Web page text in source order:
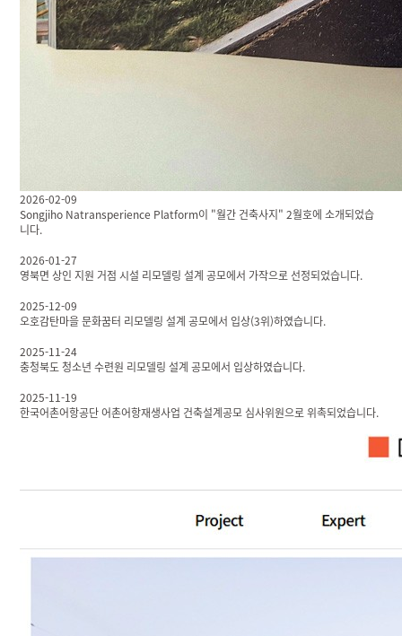
2026-02-09
Songjiho Natransperience Platform이 "월간 건축사지" 2월호에 소개되었습
니다.
2026-01-27
영북면 상인 지원 거점 시설 리모델링 설계 공모에서 가작으로 선정되었습니다.
2025-12-09
오호감탄마을 문화꿈터 리모델링 설계 공모에서 입상(3위)하였습니다.
2025-11-24
충청북도 청소년 수련원 리모델링 설계 공모에서 입상하였습니다.
2025-11-19
한국어촌어항공단 어촌어항재생사업 건축설계공모 심사위원으로 위촉되었습니다.